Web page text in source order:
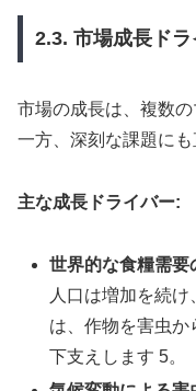
2.3. 市場成長ド
市場の成長は、複数
一方、深刻な課題にも
主な成長ドライバー:
世界的な食糧需要
人口は増加を続
は、作物を害虫か
下支えします 5。